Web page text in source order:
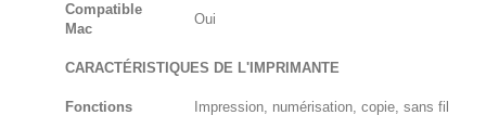
Compatible
Mac
Oui
CARACTÉRISTIQUES DE L'IMPRIMANTE
Fonctions Impression, numérisation, copie, sans fil